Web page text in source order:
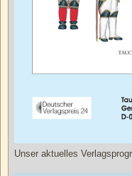
Unser aktuelles